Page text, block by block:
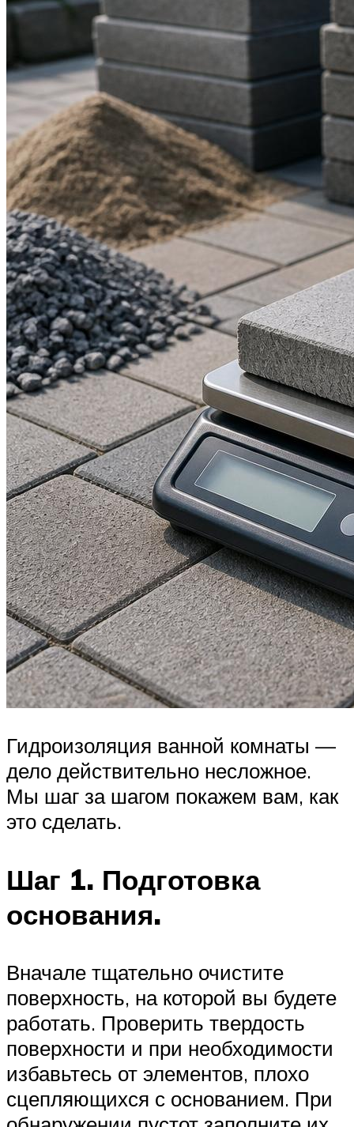
Гидроизоляция ванной комнаты —
дело действительно несложное.
Мы шаг за шагом покажем вам, как
это сделать.
Шаг 1. Подготовка
основания.
Вначале тщательно очистите
поверхность, на которой вы будете
работать. Проверить твердость
поверхности и при необходимости
избавьтесь от элементов, плохо
сцепляющихся с основанием. При